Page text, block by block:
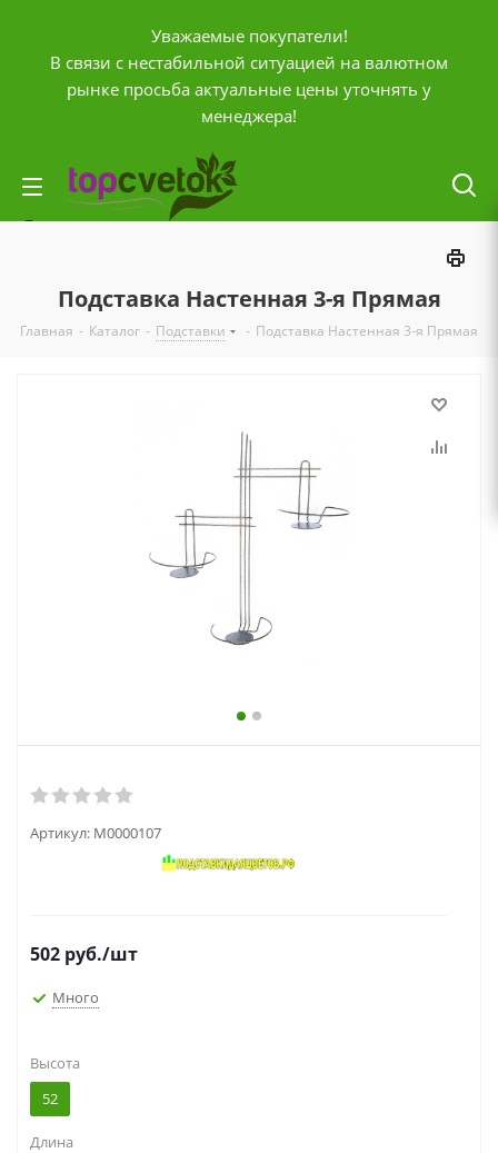
Уважаемые покупатели!
В связи с нестабильной ситуацией на валютном
рынке просьба актуальные цены уточнять у
менеджера!
Отложенные
10:00 до 20:00
zakaz@topcvetok.ru
Подставка Настенная 3-я Прямая
Главная - Каталог - Подставки - Подставка Настенная 3-я Прямая
Артикул: М0000107
502 руб./шт
Много
Высота
52
Длина